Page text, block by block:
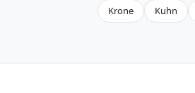
Krone
Kuhn